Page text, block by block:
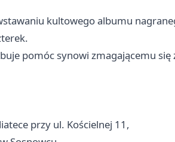
kultowego albumu
pomóc synowi zmagającemu się
przy ul. Kościelnej 11,